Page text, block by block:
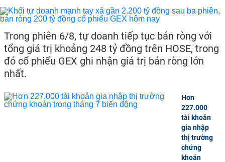
Trong phiên 6/8, tự doanh tiếp tục bán ròng với
tổng giá trị khoảng 248 tỷ đồng trên HOSE, trong
đó cổ phiếu GEX ghi nhận giá trị bán ròng lớn
nhất.
Hơn
227.000
tài khoản
gia nhập
thị trường
chứng
khoán